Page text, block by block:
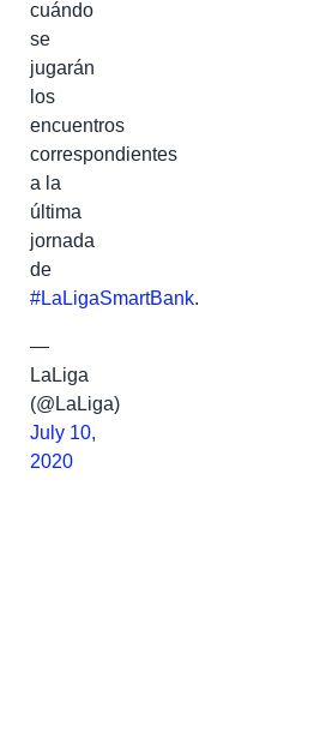
cuándo
se
jugarán
los
encuentros
correspondientes
a la
última
jornada
de
#LaLigaSmartBank.
—
LaLiga
(@LaLiga)
July 10,
2020